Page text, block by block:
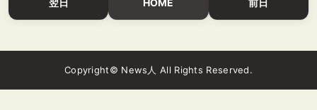
翌日 HOME 前日
Copyright© News人 All Rights Reserved.